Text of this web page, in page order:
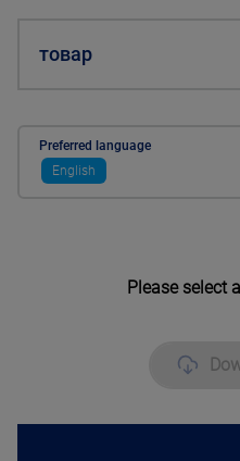
товар
Preferred language
English
Please select